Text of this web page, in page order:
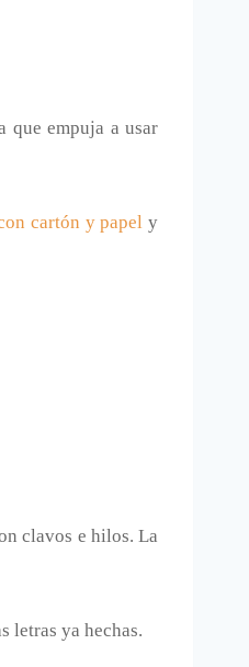
que empuja a usar
cartón y papel y
clavos e hilos. La
letras ya hechas.